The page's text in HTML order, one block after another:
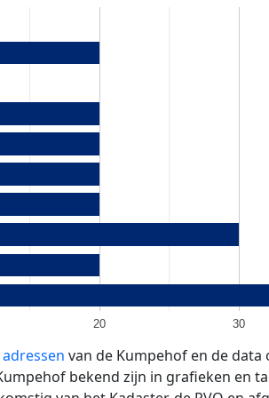
20 30
van de Kumpehof en de data
bekend zijn in grafieken en